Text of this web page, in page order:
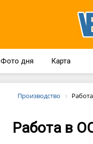
Фото дня Карта
Производство
Работа в